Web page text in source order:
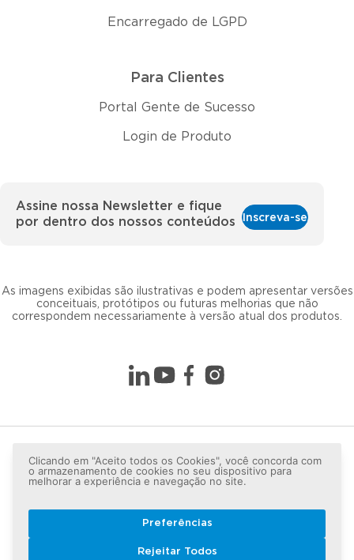
Encarregado de LGPD
Para Clientes
Portal Gente de Sucesso
Login de Produto
As imagens exibidas são ilustrativas e podem apresentar versões
conceituais, protótipos ou futuras melhorias que não
correspondem necessariamente à versão atual dos produtos.
Assine nossa Newsletter e fique
por dentro dos nossos conteúdos
Inscreva-se
Copyright © 2026 LG lugar de gente - Todos os direitos
Clicando em "Aceito todos os Cookies", você concorda com
o armazenamento de cookies no seu dispositivo para
melhorar a experiência e navegação no site.
Preferências
Rejeitar Todos